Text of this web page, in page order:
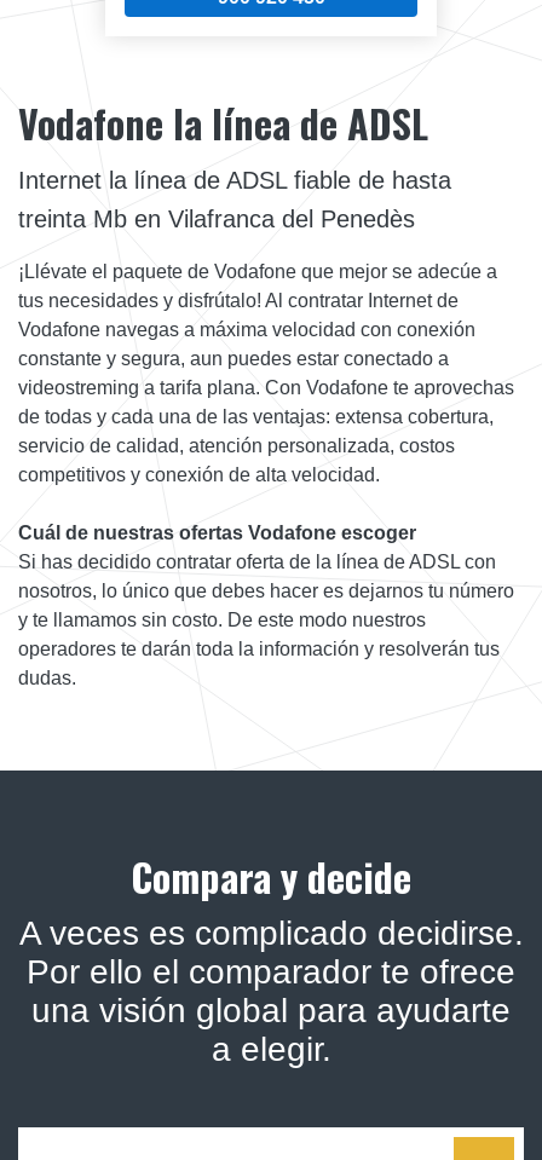
Vodafone la línea de ADSL
Internet la línea de ADSL fiable de hasta
treinta Mb en Vilafranca del Penedès
¡Llévate el paquete de Vodafone que mejor se adecúe a
tus necesidades y disfrútalo! Al contratar Internet de
Vodafone navegas a máxima velocidad con conexión
constante y segura, aun puedes estar conectado a
videostreming a tarifa plana. Con Vodafone te aprovechas
de todas y cada una de las ventajas: extensa cobertura,
servicio de calidad, atención personalizada, costos
competitivos y conexión de alta velocidad.
Cuál de nuestras ofertas Vodafone escoger
Si has decidido contratar oferta de la línea de ADSL con
nosotros, lo único que debes hacer es dejarnos tu número
y te llamamos sin costo. De este modo nuestros
operadores te darán toda la información y resolverán tus
dudas.
Compara y decide
A veces es complicado decidirse.
Por ello el comparador te ofrece
una visión global para ayudarte
a elegir.